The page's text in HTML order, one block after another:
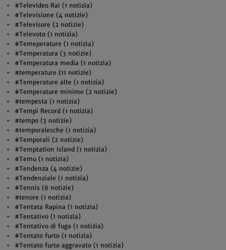
#Televideo Rai (1 notizia)
#Televisione (4 notizie)
#Televisore (2 notizie)
#Televoto (1 notizia)
#Temeperature (1 notizia)
#Temperatura (3 notizie)
#Temperatura media (1 notizia)
#temperature (11 notizie)
#Temperature alte (1 notizia)
#Temperature minime (2 notizie)
#tempesta (1 notizia)
#Tempi Record (1 notizia)
#tempo (3 notizie)
#temporalesche (1 notizia)
#Temporali (2 notizie)
#Temptation Island (1 notizia)
#Temu (1 notizia)
#Tendenza (4 notizie)
#Tendenziale (1 notizia)
#Tennis (6 notizie)
#tenore (1 notizia)
#Tentata Rapina (1 notizia)
#Tentativo (1 notizia)
#Tentativo di fuga (1 notizia)
#Tentato furto (1 notizia)
#Tentato furto aggravato (1 notizia)